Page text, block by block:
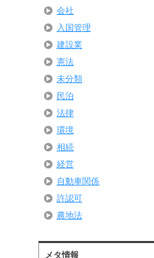
会社
入国管理
建設業
憲法
未分類
民泊
法律
環境
相続
経営
自動車関係
許認可
農地法
メタ情報